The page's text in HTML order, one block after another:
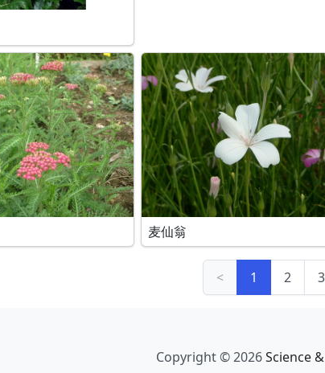
麦仙翁
< 1 2 3
Copyright © 2026Science